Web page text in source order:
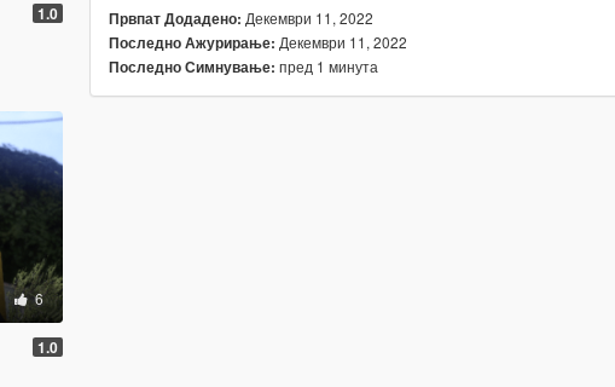
1.0
6
1.0
Првпат Додадено: Декември 11, 2022
Последно Ажурирање: Декември 11, 2022
Последно Симнување: пред 1 минута